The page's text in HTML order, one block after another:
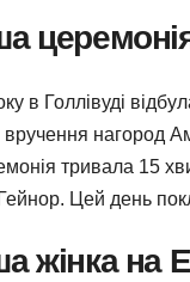
в Голлівуді
нагород
тривала 15
Цей день
жінка на